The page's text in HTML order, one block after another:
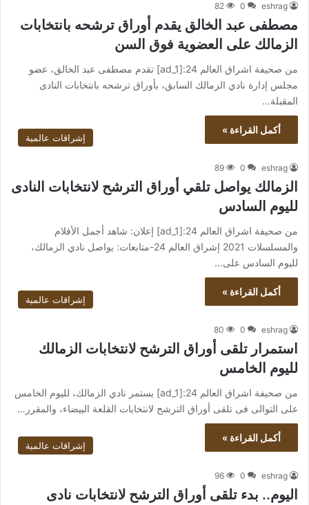
eshrag
0
82
مصطفى عبد الخالق يقدم أوراق ترشحه بانتخابات
الزمالك على العضوية فوق السن
من صحيفة اشراق العالم 24:[ad_1] تقدم مصطفى عبد الخالق، عضو
مجلس إدارة نادي الزمالك السابق، بأوراق ترشحه بانتخابات النادى
المقبلة…
أكمل القراءة »
إشراقات عالمية
eshrag
0
89
الزمالك يواصل تلقي أوراق الترشح لانتخابات النادى
لليوم السادس
من صحيفة اشراق العالم 24:[ad_1] إعلان: شاهد أجمل الأفلام
والمسلسلات 2021 إشراق العالم 24-متابعات: يواصل نادي الزمالك،
لليوم السادس على…
أكمل القراءة »
إشراقات عالمية
eshrag
0
80
استمرار تلقى أوراق الترشح لانتخابات الزمالك
لليوم الخامس
من صحيفة اشراق العالم 24:[ad_1] يستمر نادي الزمالك، لليوم الخامس
على التوالى فى تلقى أوراق الترشح لانتخابات القلعة البيضاء، والمقرر…
أكمل القراءة »
إشراقات عالمية
eshrag
0
96
اليوم.. بدء تلقى أوراق الترشح لانتخابات نادى